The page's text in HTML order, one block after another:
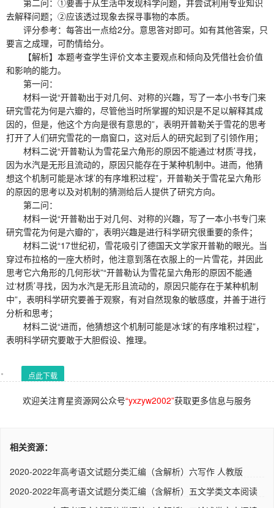
去解释问题；②应该透过现象去探寻事物的本质。
评分参考：每答出一点给2分。意思答对即可。如有其他答案，只
要言之成理，可酌情给分。
【解析】本题考查学生评价文本主要观点和倾向及凭借社会价值
和影响的能力。
第一问：
材料一说“开普勒出于对几何、对称的兴趣，写了一本小书专门来
研究雪花为何是六瓣的，尽管他当时所掌握的知识是不足以解释其成
因的，但是，他这个方向是很有意思的”，表明开普勒关于雪花的思考
打开了人们研究雪花的一扇窗口，这对后人的研究起到了引领作用；
材料二说“开普勒认为雪花呈六角形的原因不能通过‘材质’寻找，
因为水汽是无形且流动的，原因只能存在于某种机制中。进而，他猜
想这个机制可能是冰‘球’的有序堆积过程”，开普勒关于雪花呈六角形
的原因的思考以及对机制的猜测给后人提供了研究方向。
第二问：
材料一说“开普勒出于对几何、对称的兴趣，写了一本小书专门来
研究雪花为何是六瓣的”，表明兴趣是进行科学研究很重要的条件；
材料二说“17世纪初，雪花吸引了德国天文学家开普勒的眼光。当
穿过布拉格的一座大桥时，他注意到落在衣服上的一片雪花，并因此
思考它六角形的几何形状”“开普勒认为雪花呈六角形的原因不能通
过‘材质’寻找，因为水汽是无形且流动的，原因只能存在于某种机制
中”，表明科学研究要善于观察，有对自然现象的敏感度，并善于进行
分析和思考；
材料二说“进而，他猜想这个机制可能是冰‘球’的有序堆积过程”，
表明科学研究要敢于大胆假设、推理。
点此下载
欢迎关注育星资源网公众号“yxzyw2002”获取更多信息与服务
相关资源：
2020-2022年高考语文试题分类汇编（含解析）六写作 人教版
2020-2022年高考语文试题分类汇编（含解析）五文学类文本阅读